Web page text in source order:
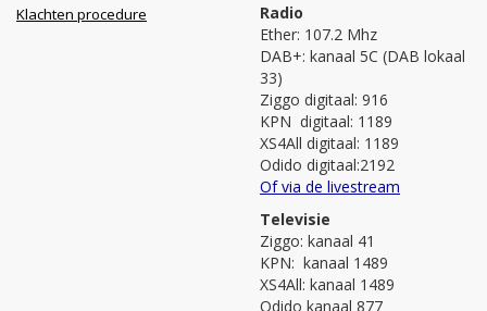
Klachten procedure
Radio
Ether: 107.2 Mhz
DAB+: kanaal 5C (DAB lokaal
33)
Ziggo digitaal: 916
KPN digitaal: 1189
XS4All digitaal: 1189
Odido digitaal:2192
Of via de livestream
Televisie
Ziggo: kanaal 41
KPN: kanaal 1489
XS4All: kanaal 1489
Odido kanaal 877